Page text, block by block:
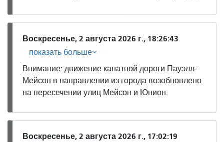
Воскресенье, 2 августа 2026 г., 18:26:43
показать больше
Внимание: движение канатной дороги Пауэлл-
Мейсон в направлении из города возобновлено
на пересечении улиц Мейсон и Юнион.
Воскресенье, 2 августа 2026 г., 17:02:19